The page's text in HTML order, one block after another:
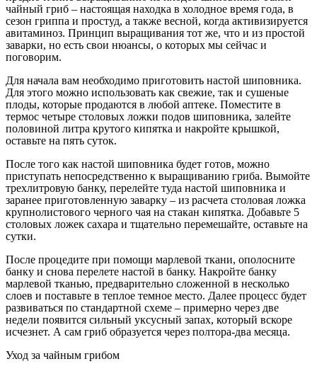
чайный гриб – настоящая находка в холодное время года, в
сезон гриппа и простуд, а также весной, когда активизируется
авитаминоз. Принцип выращивания тот же, что и из простой
заварки, но есть свои нюансы, о которых мы сейчас и
поговорим.
Для начала вам необходимо приготовить настой шиповника.
Для этого можно использовать как свежие, так и сушеные
плоды, которые продаются в любой аптеке. Поместите в
термос четыре столовых ложки подов шиповника, залейте
половиной литра крутого кипятка и накройте крышкой,
оставьте на пять суток.
После того как настой шиповника будет готов, можно
приступать непосредственно к выращиванию гриба. Вымойте
трехлитровую банку, перелейте туда настой шиповника и
заранее приготовленную заварку – из расчета столовая ложка
крупнолистового черного чая на стакан кипятка. Добавьте 5
столовых ложек сахара и тщательно перемешайте, оставьте на
сутки.
После процедите при помощи марлевой ткани, ополосните
банку и снова перелете настой в банку. Накройте банку
марлевой тканью, предварительно сложенной в несколько
слоев и поставьте в теплое темное место. Далее процесс будет
развиваться по стандартной схеме – примерно через две
недели появится сильный уксусный запах, который вскоре
исчезнет. А сам гриб образуется через полтора-два месяца.
Уход за чайным грибом